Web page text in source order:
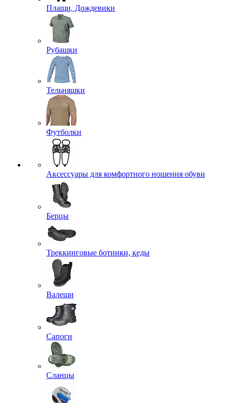
Плащи, Дождевики
Рубашки
Тельняшки
Футболки
Аксессуары для комфортного ношения обуви
Берцы
Треккинговые ботинки, кеды
Валеши
Сапоги
Сланцы